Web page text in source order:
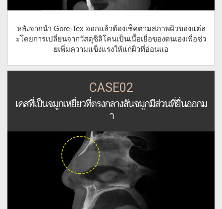
หลังจากนำ Gore-Tex ออกแล้วต้องเช็คตามสภาพผิวของแต่ล
ะโดยการเปลี่ยนจากวัสดุซิลิโคนเป็นเนื้อเยื่อของตนเองเพื่อช่ว
ยเพิ่มความแข็งแรงให้แก่ผิวที่อ่อนแอ
CASE02
เคสที่เป็นจมูกเหยี่ยวที่ตรงกลางสันจมูกมีส่วนที่ยื่นออกม
า